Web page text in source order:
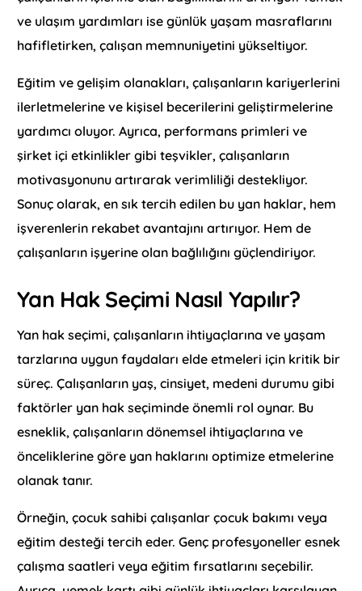
ve ulaşım yardımları ise günlük yaşam masraflarını
hafifletirken, çalışan memnuniyetini yükseltiyor.
Eğitim ve gelişim olanakları, çalışanların kariyerlerini
ilerletmelerine ve kişisel becerilerini geliştirmelerine
yardımcı oluyor. Ayrıca, performans primleri ve
şirket içi etkinlikler gibi teşvikler, çalışanların
motivasyonunu artırarak verimliliği destekliyor.
Sonuç olarak, en sık tercih edilen bu yan haklar, hem
işverenlerin rekabet avantajını artırıyor. Hem de
çalışanların işyerine olan bağlılığını güçlendiriyor.
Yan Hak Seçimi Nasıl Yapılır?
Yan hak seçimi, çalışanların ihtiyaçlarına ve yaşam
tarzlarına uygun faydaları elde etmeleri için kritik bir
süreç. Çalışanların yaş, cinsiyet, medeni durumu gibi
faktörler yan hak seçiminde önemli rol oynar. Bu
esneklik, çalışanların dönemsel ihtiyaçlarına ve
önceliklerine göre yan haklarını optimize etmelerine
olanak tanır.
Örneğin, çocuk sahibi çalışanlar çocuk bakımı veya
eğitim desteği tercih eder. Genç profesyoneller esnek
çalışma saatleri veya eğitim fırsatlarını seçebilir.